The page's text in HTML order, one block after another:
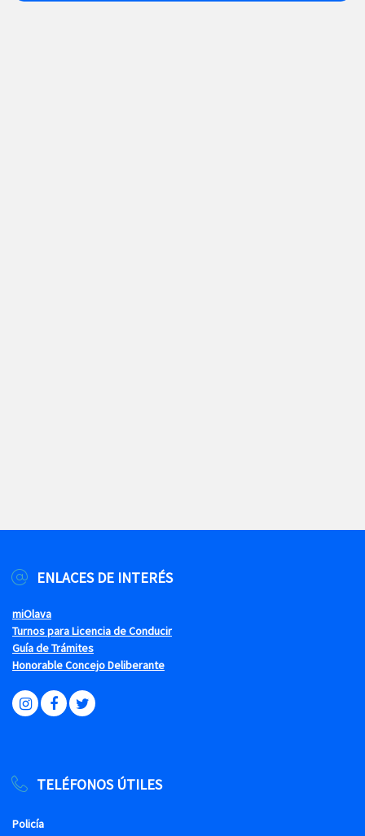
ENLACES DE INTERÉS
miOlava
Turnos para Licencia de Conducir
Guía de Trámites
Honorable Concejo Deliberante
TELÉFONOS ÚTILES
Policía